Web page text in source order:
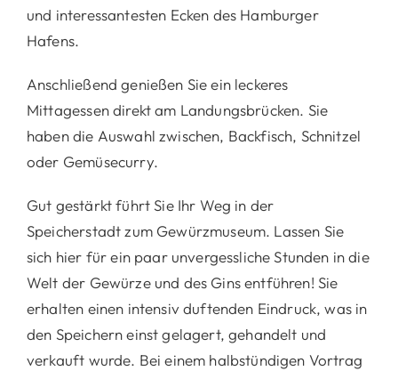
und interessantesten Ecken des Hamburger
Hafens.
Anschließend genießen Sie ein leckeres
Mittagessen direkt am Landungsbrücken. Sie
haben die Auswahl zwischen, Backfisch, Schnitzel
oder Gemüsecurry.
Gut gestärkt führt Sie Ihr Weg in der
Speicherstadt zum Gewürzmuseum. Lassen Sie
sich hier für ein paar unvergessliche Stunden in die
Welt der Gewürze und des Gins entführen! Sie
erhalten einen intensiv duftenden Eindruck, was in
den Speichern einst gelagert, gehandelt und
verkauft wurde. Bei einem halbstündigen Vortrag